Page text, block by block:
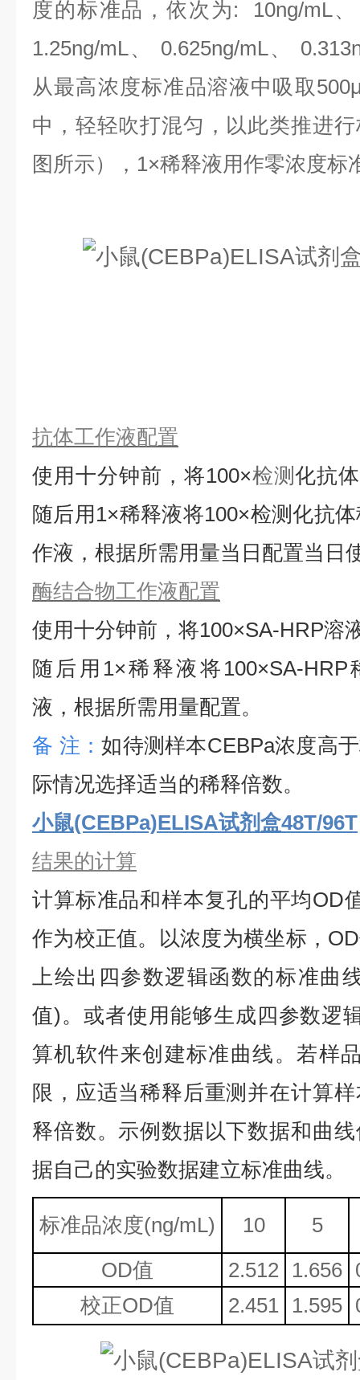
度的标准品，依次为: 10ng/mL
1.25ng/mL、 0.625ng/mL、
从最高浓度标准品溶液中吸取
中，轻轻吹打混匀，以此类推进
图所示），1×稀释液用作零浓度标
抗体工作液配置
使用十分钟前，将100×检测化抗
随后用1×稀释液将100×检测化抗
作液，根据所需用量当日配置当日
酶结合物工作液配置
使用十分钟前，将100×SA-HRP溶
随后用1×稀释液将100×SA-HRP
液，根据所需用量配置。
备 注：如待测样本CEBPa浓度高
际情况选择适当的稀释倍数。
小鼠(CEBPa)ELISA试剂盒48T/96T
结果的计算
计算标准品和样本复孔的平均OD
作为校正值。以浓度为横坐标，
上绘出四参数逻辑函数的标准曲
值)。或者使用能够生成四参数逻
算机软件来创建标准曲线。若样
限，应适当稀释后重测并在计算
释倍数。示例数据以下数据和曲
据自己的实验数据建立标准曲线。
标准品浓度(ng/mL) 10
5
OD值
2.512 1.656
校正OD值 2.451 1.595